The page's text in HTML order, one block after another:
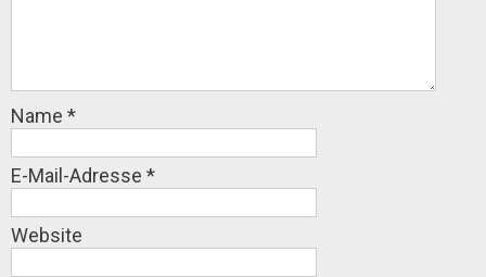
Name *
E-Mail-Adresse *
Website